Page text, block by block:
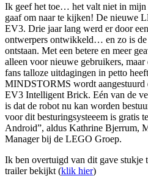
Ik geef het toe… het valt niet in
gaaf om naar te kijken! De
EV3. Drie jaar lang werd er door
ontwerpers ontwikkeld… en zo is
ontstaan. Met een betere en meer
alleen voor nieuwe gebruikers,
fans talloze uitdagingen in petto
MINDSTORMS wordt aangestuurd
EV3 Intelligent Brick. Eén van de
is dat de robot nu kan worden
voor dit besturingsysteeem is gratis
Android”, aldus Kathrine Bjerrum,
Manager bij de LEGO Groep.
Ik ben overtuigd van dit gave stukje
trailer bekijkt (klik hier)